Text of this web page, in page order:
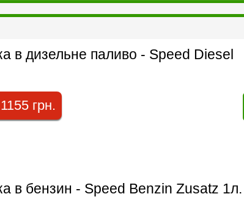
в дизельне паливо - Speed Diesel
1155 грн.
в бензин - Speed Benzin Zusatz 1л.